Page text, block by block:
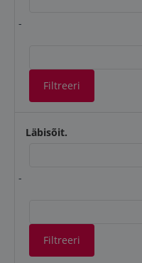
-
Filtreeri
Läbisõit.
-
Filtreeri